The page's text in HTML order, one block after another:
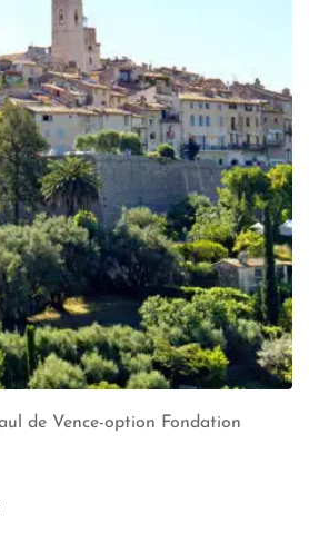
de Vence-option Fondation